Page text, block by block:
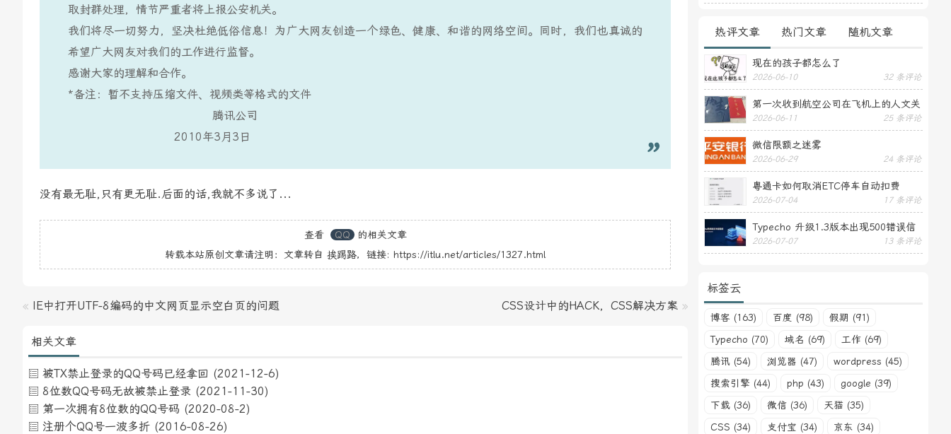
取封群处理，情节严重者将上报公安机关。
我们将尽一切努力，坚决杜绝低俗信息！为广大网友创造一个绿色、健康、和谐的网络空间。同时，我们也真诚的
希望广大网友对我们的工作进行监督。
感谢大家的理解和合作。
*备注：暂不支持压缩文件、视频类等格式的文件
腾讯公司
2010年3月3日
没有最无耻,只有更无耻.后面的话,我就不多说了...
查看 QQ
的相关文章
转载本站原创文章请注明：文章转自 挨踢路，链接: https://itlu.net/articles/1327.html
« IE中打开UTF-8编码的中文网页显示空白页的问题 CSS设计中的HACK，CSS解决方案 »
相关文章
被TX禁止登录的QQ号码已经拿回 (2021-12-6)
8位数QQ号码无故被禁止登录 (2021-11-30)
第一次拥有8位数的QQ号码 (2020-08-2)
注册个QQ号一波多折 (2016-08-26)
热评文章 热门文章 随机文章
现在的孩子都怎么了
2026-06-10 32 条评论
第一次收到航空公司在飞机上的人文关
怀——送生日贺卡
2026-06-11 25 条评论
微信限额之迷雾
2026-06-29 24 条评论
粤通卡如何取消ETC停车自动扣费
2026-07-04 17 条评论
Typecho 升级1.3版本出现500错误信
息
2026-07-07 13 条评论
标签云
博客 (163) 百度 (98)
假期 (91)
Typecho (70)
域名 (69)
工作 (69)
腾讯 (54)
浏览器 (47)
wordpress (45)
搜索引擎 (44)
php (43)
google (39)
下载 (36)
微信 (36)
天猫 (35)
CSS (34)
支付宝 (34)
京东 (34)